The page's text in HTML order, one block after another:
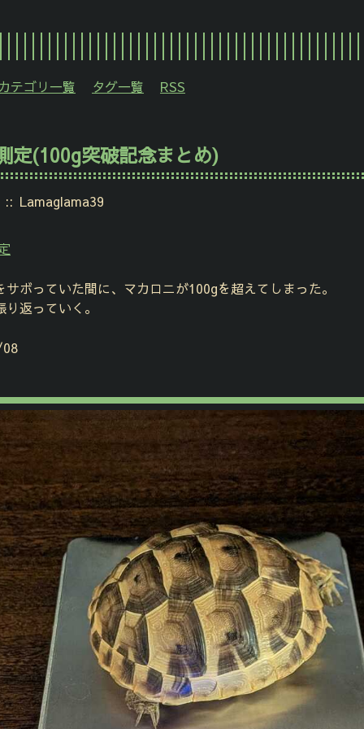
テゴリ一覧 タグ一覧 RSS
定(100g突破記念まとめ)
Lamaglama39
ボっていた間に、マカロニが100gを超えてしまった。
返っていく。